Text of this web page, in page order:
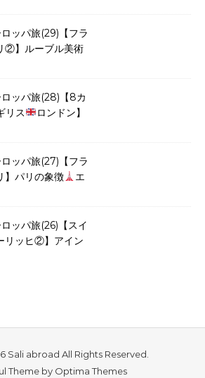
ッパ旅(29)【フラ
②】ルーブル美術
ッパ旅(28)【8カ
リス
ロンドン】
ッパ旅(27)【フラ
】パリの象徴
エ
ッパ旅(26)【スイ
リッヒ②】アイン
Sali abroad All Rights Reserved.
Theme by Optima Themes